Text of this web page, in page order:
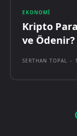
EKONOMI
Kripto
ve Ödenir?
SERTHAN TOPAL -